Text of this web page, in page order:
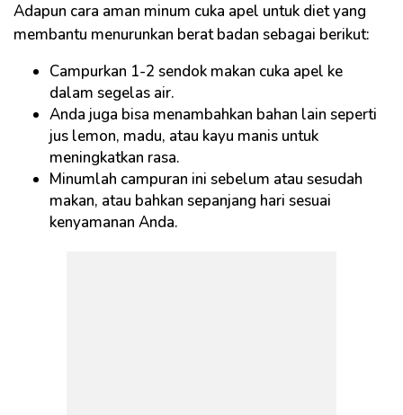
Adapun cara aman minum cuka apel untuk diet yang
membantu menurunkan berat badan sebagai berikut:
Campurkan 1-2 sendok makan cuka apel ke
dalam segelas air.
Anda juga bisa menambahkan bahan lain seperti
jus lemon, madu, atau kayu manis untuk
meningkatkan rasa.
Minumlah campuran ini sebelum atau sesudah
makan, atau bahkan sepanjang hari sesuai
kenyamanan Anda.